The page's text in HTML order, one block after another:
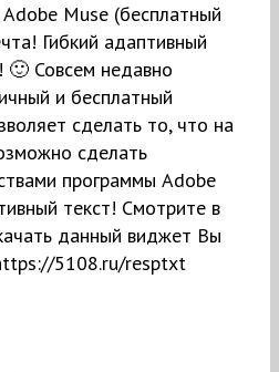
Muse (бесплатный
Гибкий адаптивный
🙂 Совсем недавно
и бесплатный
сделать то, что на
сделать
программы Adobe
текст! Смотрите в
данный виджет Вы
5108.ru/resptxt